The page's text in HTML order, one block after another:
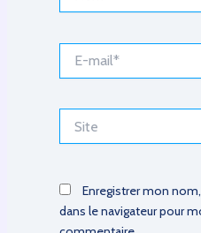
mail*
Enregistrer mon
dans le navigateur pour